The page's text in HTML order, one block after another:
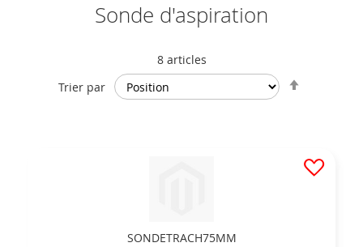
Sonde d'aspiration
8articles
Trier par
SONDETRACH75MM